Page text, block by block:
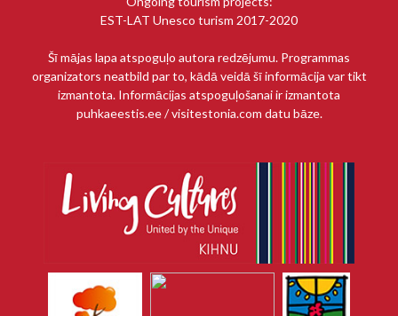
EST-LAT Unesco turism 2017-2020
Šī mājas lapa atspoguļo autora redzējumu. Programmas
organizators neatbild par to, kādā veidā šī informācija var tikt
izmantota. Informācijas atspoguļošanai ir izmantota
puhkaeestis.ee / visitestonia.com datu bāze.